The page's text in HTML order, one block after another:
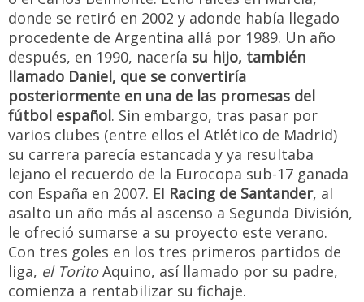
donde se retiró en 2002 y adonde había llegado
procedente de Argentina allá por 1989. Un año
después, en 1990, nacería su hijo, también
llamado Daniel, que se convertiría
posteriormente en una de las promesas del
fútbol español. Sin embargo, tras pasar por
varios clubes (entre ellos el Atlético de Madrid)
su carrera parecía estancada y ya resultaba
lejano el recuerdo de la Eurocopa sub-17 ganada
con España en 2007. El Racing de Santander, al
asalto un año más al ascenso a Segunda División,
le ofreció sumarse a su proyecto este verano.
Con tres goles en los tres primeros partidos de
liga, el ToritoAquino, así llamado por su padre,
comienza a rentabilizar su fichaje.